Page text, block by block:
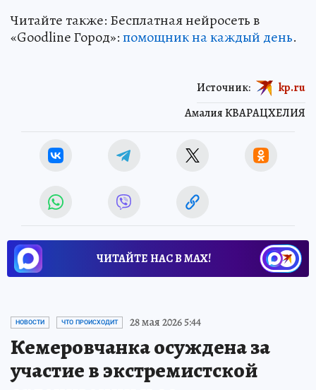
Читайте также: Бесплатная нейросеть в
«Goodline Город»:помощник на каждый день.
Амалия КВАРАЦХЕЛИЯ
Источник: kp.ru
ЧИТАЙТЕ НАС В МАХ!
НОВОСТИ ЧТО ПРОИСХОДИТ 28 мая 2026 5:44
Кемеровчанка осуждена за
участие в экстремистской